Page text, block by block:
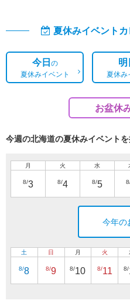
夏休みイベント
今日の
夏休みイベント
明
夏休み
お盆休
今週の北海道の夏休みイベント
月
8/3
火
8/4
水
8/5
今年の
土
8/8
日
8/9
月
8/10
火
8/11 8/